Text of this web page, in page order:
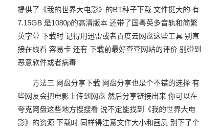
提供了《我的世界大电影》的BT种子下载 文件挺大的 有
7.15GB 是1080p的高清版本 还带了国粤英多音轨和简繁
英字幕 下载时 记得用迅雷或者百度云网盘这些工具 别直
接在线看 容易卡 还有 下载前最好查查网站的评价 别碰到
恶意软件或者病毒
方法三 网盘分享下载 网盘分享也是个不错的选择 有
些网友会把电影上传到网盘 然后分享链接出来 你可以在
夸克网盘这些地方搜搜看 说不定能找到《我的世界大电
影》的资源 下载时 同样得注意文件大小和画质 别下了个